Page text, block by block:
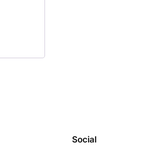
Social